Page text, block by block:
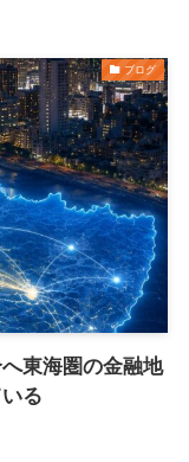
ブログ
東海圏の金融地
る